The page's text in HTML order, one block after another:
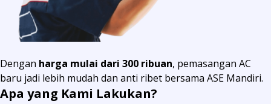
Dengan harga mulai dari 300 ribuan, pemasangan AC
baru jadi lebih mudah dan anti ribet bersama ASE Mandiri.
Apa yang Kami Lakukan?